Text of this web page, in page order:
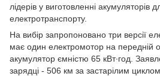
лідерів у виготовленні акумуляторів
електротранспорту.
На вибір запропоновано три версії
має один електромотор на передній
акумулятор ємністю 65 кВт∙год.
зарядці - 506 км за застарілим